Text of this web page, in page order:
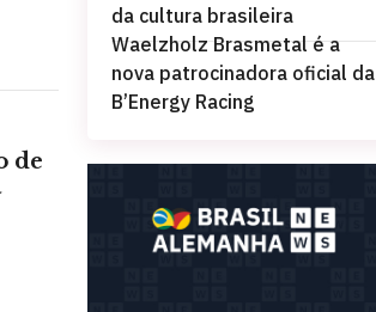
de
da cultura brasileira
Waelzholz Brasmetal é a
nova patrocinadora oficial da
B’Energy Racing